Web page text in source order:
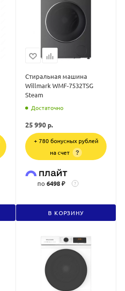
Стиральная машина
Willmark WMF-7532TSG
Steam
Достаточно
25 990 р.
+ 780 бонусных рублей
на счет
?
по 6498 ₽ ?
В КОРЗИНУ